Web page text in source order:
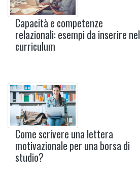
Capacità e competenze
relazionali: esempi da inserire nel
curriculum
Come scrivere una lettera
motivazionale per una borsa di
studio?